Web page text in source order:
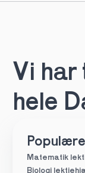
Vi har
hele
Matematik
Biologi